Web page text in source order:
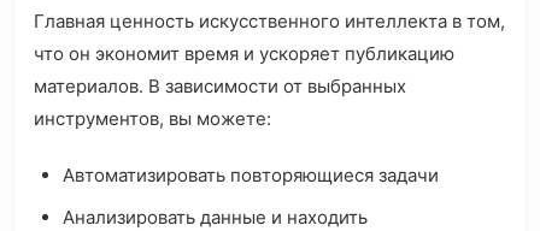
Главная ценность искусственного интеллекта в том,
что он экономит время и ускоряет публикацию
материалов. В зависимости от выбранных
инструментов, вы можете:
Автоматизировать повторяющиеся задачи
Анализировать данные и находить